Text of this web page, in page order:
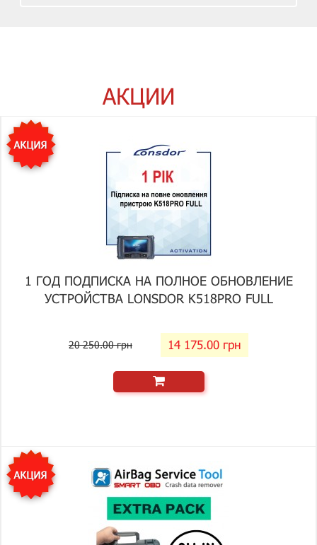
АКЦИИ
1 ГОД ПОДПИСКА НА ПОЛНОЕ ОБНОВЛЕНИЕ
УСТРОЙСТВА LONSDOR K518PRO FULL
20 250.00 грн 14 175.00 грн